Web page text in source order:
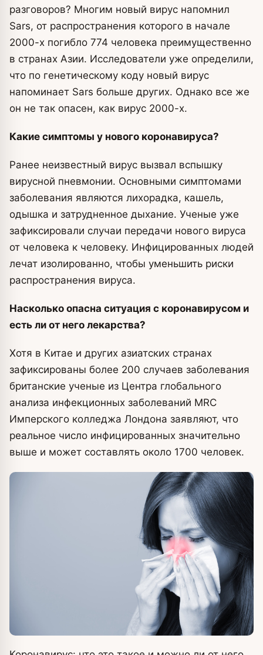
разговоров? Многим новый вирус напомнил
Sars, от распространения которого в начале
2000-х погибло 774 человека преимущественно
в странах Азии. Исследователи уже определили,
что по генетическому коду новый вирус
напоминает Sars больше других. Однако все же
он не так опасен, как вирус 2000-х.
Какие симптомы у нового коронавируса?
Ранее неизвестный вирус вызвал вспышку
вирусной пневмонии. Основными симптомами
заболевания являются лихорадка, кашель,
одышка и затрудненное дыхание. Ученые уже
зафиксировали случаи передачи нового вируса
от человека к человеку. Инфицированных людей
лечат изолированно, чтобы уменьшить риски
распространения вируса.
Насколько опасна ситуация с коронавирусом и
есть ли от него лекарства?
Хотя в Китае и других азиатских странах
зафиксированы более 200 случаев заболевания
британские ученые из Центра глобального
анализа инфекционных заболеваний MRC
Имперского колледжа Лондона заявляют, что
реальное число инфицированных значительно
выше и может составлять около 1700 человек.